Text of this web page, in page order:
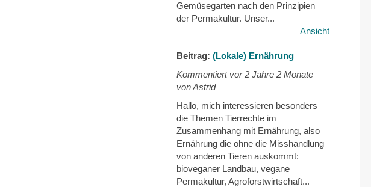
Gemüsegarten nach den Prinzipien
der Permakultur. Unser...
Ansicht
Beitrag:(Lokale) Ernährung
Kommentiert vor2 Jahre 2 Monate
von Astrid
Hallo, mich interessieren besonders
die Themen Tierrechte im
Zusammenhang mit Ernährung, also
Ernährung die ohne die Misshandlung
von anderen Tieren auskommt:
bioveganer Landbau, vegane
Permakultur, Agroforstwirtschaft...